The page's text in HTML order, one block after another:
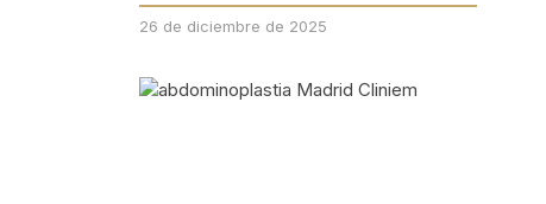
26 de diciembre de 2025